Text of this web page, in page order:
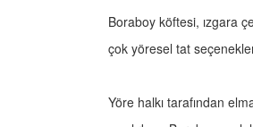
Boraboy köftesi, ızgara
çok yöresel tat
Yöre halkı tarafından